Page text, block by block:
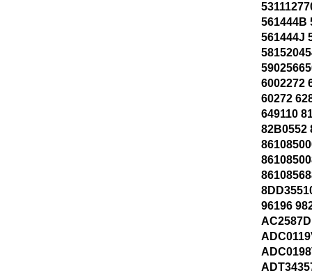
561444B
561444J
6002272
60272
649110
82B0552
96196